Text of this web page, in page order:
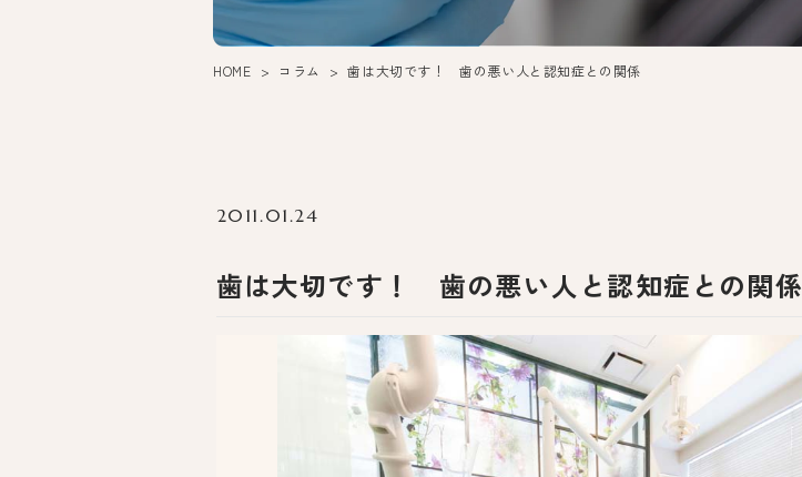
HOME コラム 歯は大切です！ 歯の悪い人と認知症との関係
2011.01.24
歯は大切です！ 歯の悪い人と認知症との関係